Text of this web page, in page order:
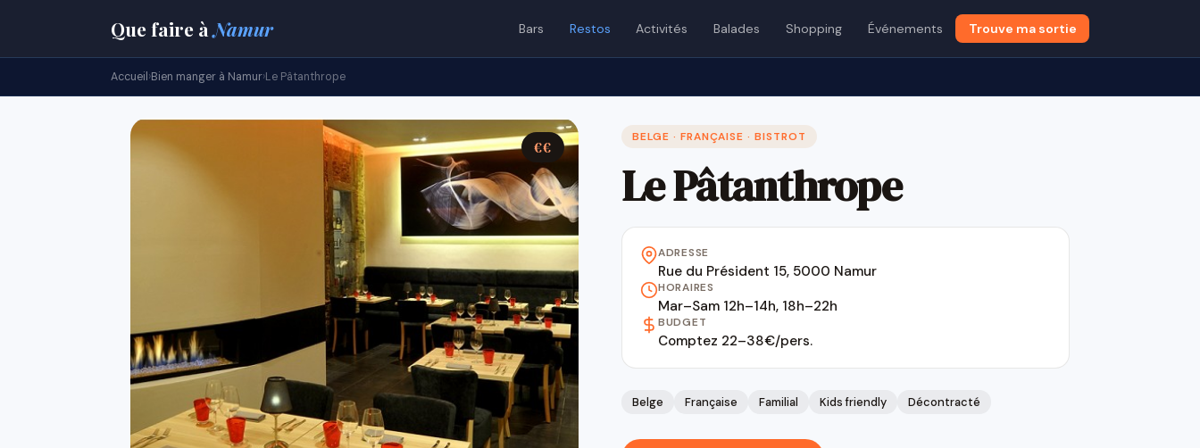
Que faire àNamur Bars Restos Activités Balades Shopping Événements Trouve ma sortie
Accueil ›Bien manger à Namur›Le Pâtanthrope
€€
BELGE · FRANÇAISE · BISTROT
Le Pâtanthrope
ADRESSE
Rue du Président 15, 5000 Namur
HORAIRES
Mar–Sam 12h–14h, 18h–22h
BUDGET
Comptez 22–38€/pers.
Belge Française Familial Kids friendly Décontracté